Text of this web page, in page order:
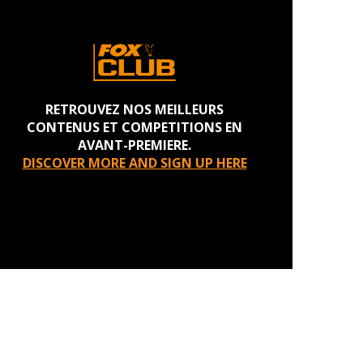
RETROUVEZ NOS MEILLEURS
CONTENUS ET COMPETITIONS EN
AVANT-PREMIERE.
DISCOVER MORE AND SIGN UP HERE